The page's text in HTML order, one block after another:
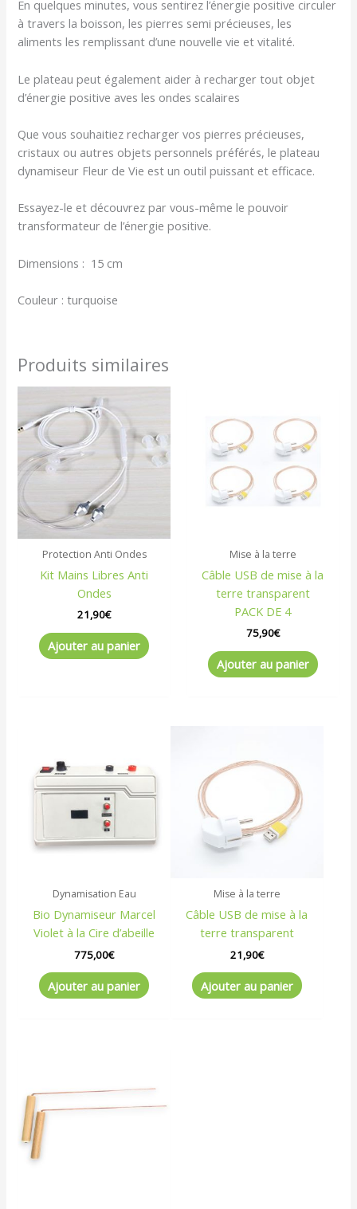
En quelques minutes, vous sentirez l’énergie positive circuler
à travers la boisson, les pierres semi précieuses, les
aliments les remplissant d’une nouvelle vie et vitalité.
Le plateau peut également aider à recharger tout objet
d’énergie positive aves les ondes scalaires
Que vous souhaitiez recharger vos pierres précieuses,
cristaux ou autres objets personnels préférés, le plateau
dynamiseur Fleur de Vie est un outil puissant et efficace.
Essayez-le et découvrez par vous-même le pouvoir
transformateur de l’énergie positive.
Dimensions : 15 cm
Couleur : turquoise
Produits similaires
Protection Anti Ondes
Kit Mains Libres Anti
Ondes
21,90€
Ajouter au panier
Mise à la terre
Câble USB de mise à la
terre transparent
PACK DE 4
75,90€
Ajouter au panier
Dynamisation Eau
Bio Dynamiseur Marcel
Violet à la Cire d’abeille
775,00€
Ajouter au panier
Mise à la terre
Câble USB de mise à la
terre transparent
21,90€
Ajouter au panier